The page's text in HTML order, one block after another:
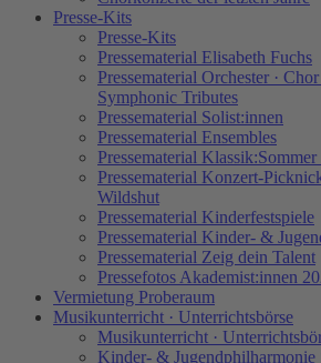
Presse-Kits
Presse-Kits
Pressematerial Elisabeth Fuchs
Pressematerial Orchester · Chor
Symphonic Tributes
Pressematerial Solist:innen
Pressematerial Ensembles
Pressematerial
Pressematerial Konzert-
Wildshut
Pressematerial Kinderfestspiele
Pressematerial Kinder- &
Pressematerial Zeig dein Talent
Pressefotos Akademist:innen
Vermietung Proberaum
Musikunterricht · Unterrichtsbörse
Musikunterricht ·
Kinder- & Jugendphilharmonie